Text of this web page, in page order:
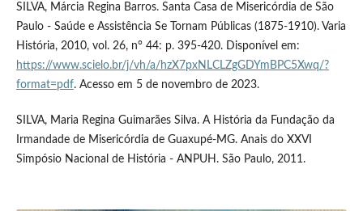
SILVA, Márcia Regina Barros. Santa Casa de Misericórdia de São
Paulo - Saúde e Assistência Se Tornam Públicas (1875-1910). Varia
História, 2010, vol. 26, n° 44: p. 395-420. Disponível em:
https://www.scielo.br/j/vh/a/hzX7pxNLCLZgGDYmBPC5Xwq/?
format=pdf. Acesso em 5 de novembro de 2023.
SILVA, Maria Regina Guimarães Silva. A História da Fundação da
Irmandade de Misericórdia de Guaxupé-MG. Anais do XXVI
Simpósio Nacional de História - ANPUH. São Paulo, 2011.